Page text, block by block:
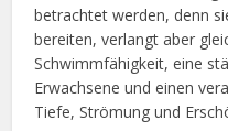
betrachtet werden, denn
bereiten, verlangt aber
Schwimmfähigkeit, eine
Erwachsene und einen
Tiefe, Strömung und